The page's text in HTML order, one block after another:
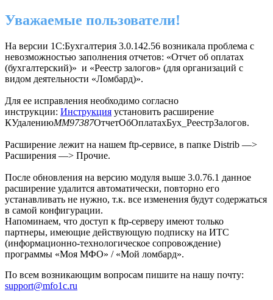
Уважаемые пользователи!
На версии 1С:Бухгалтерия 3.0.142.56 возникала проблема с
невозможностью заполнения отчетов: «Отчет об оплатах
(бухгалтерский)» и «Реестр залогов» (для организаций с
видом деятельности «Ломбард)».
Для ее исправления необходимо согласно
инструкции: Инструкция установить расширение
КУдалениюММ97387ОтчетОбОплатахБух_РеестрЗалогов.
Расширение лежит на нашем ftp-сервисе, в папке Distrib —>
Расширения —> Прочие.
После обновления на версию модуля выше 3.0.76.1 данное
расширение удалится автоматически, повторно его
устанавливать не нужно, т.к. все изменения будут содержаться
в самой конфигурации.
Напоминаем, что доступ к ftp-серверу имеют только
партнеры, имеющие действующую подписку на ИТС
(информационно-технологическое сопровождение)
программы «Моя МФО» / «Мой ломбард».
По всем возникающим вопросам пишите на нашу почту:
support@mfo1c.ru